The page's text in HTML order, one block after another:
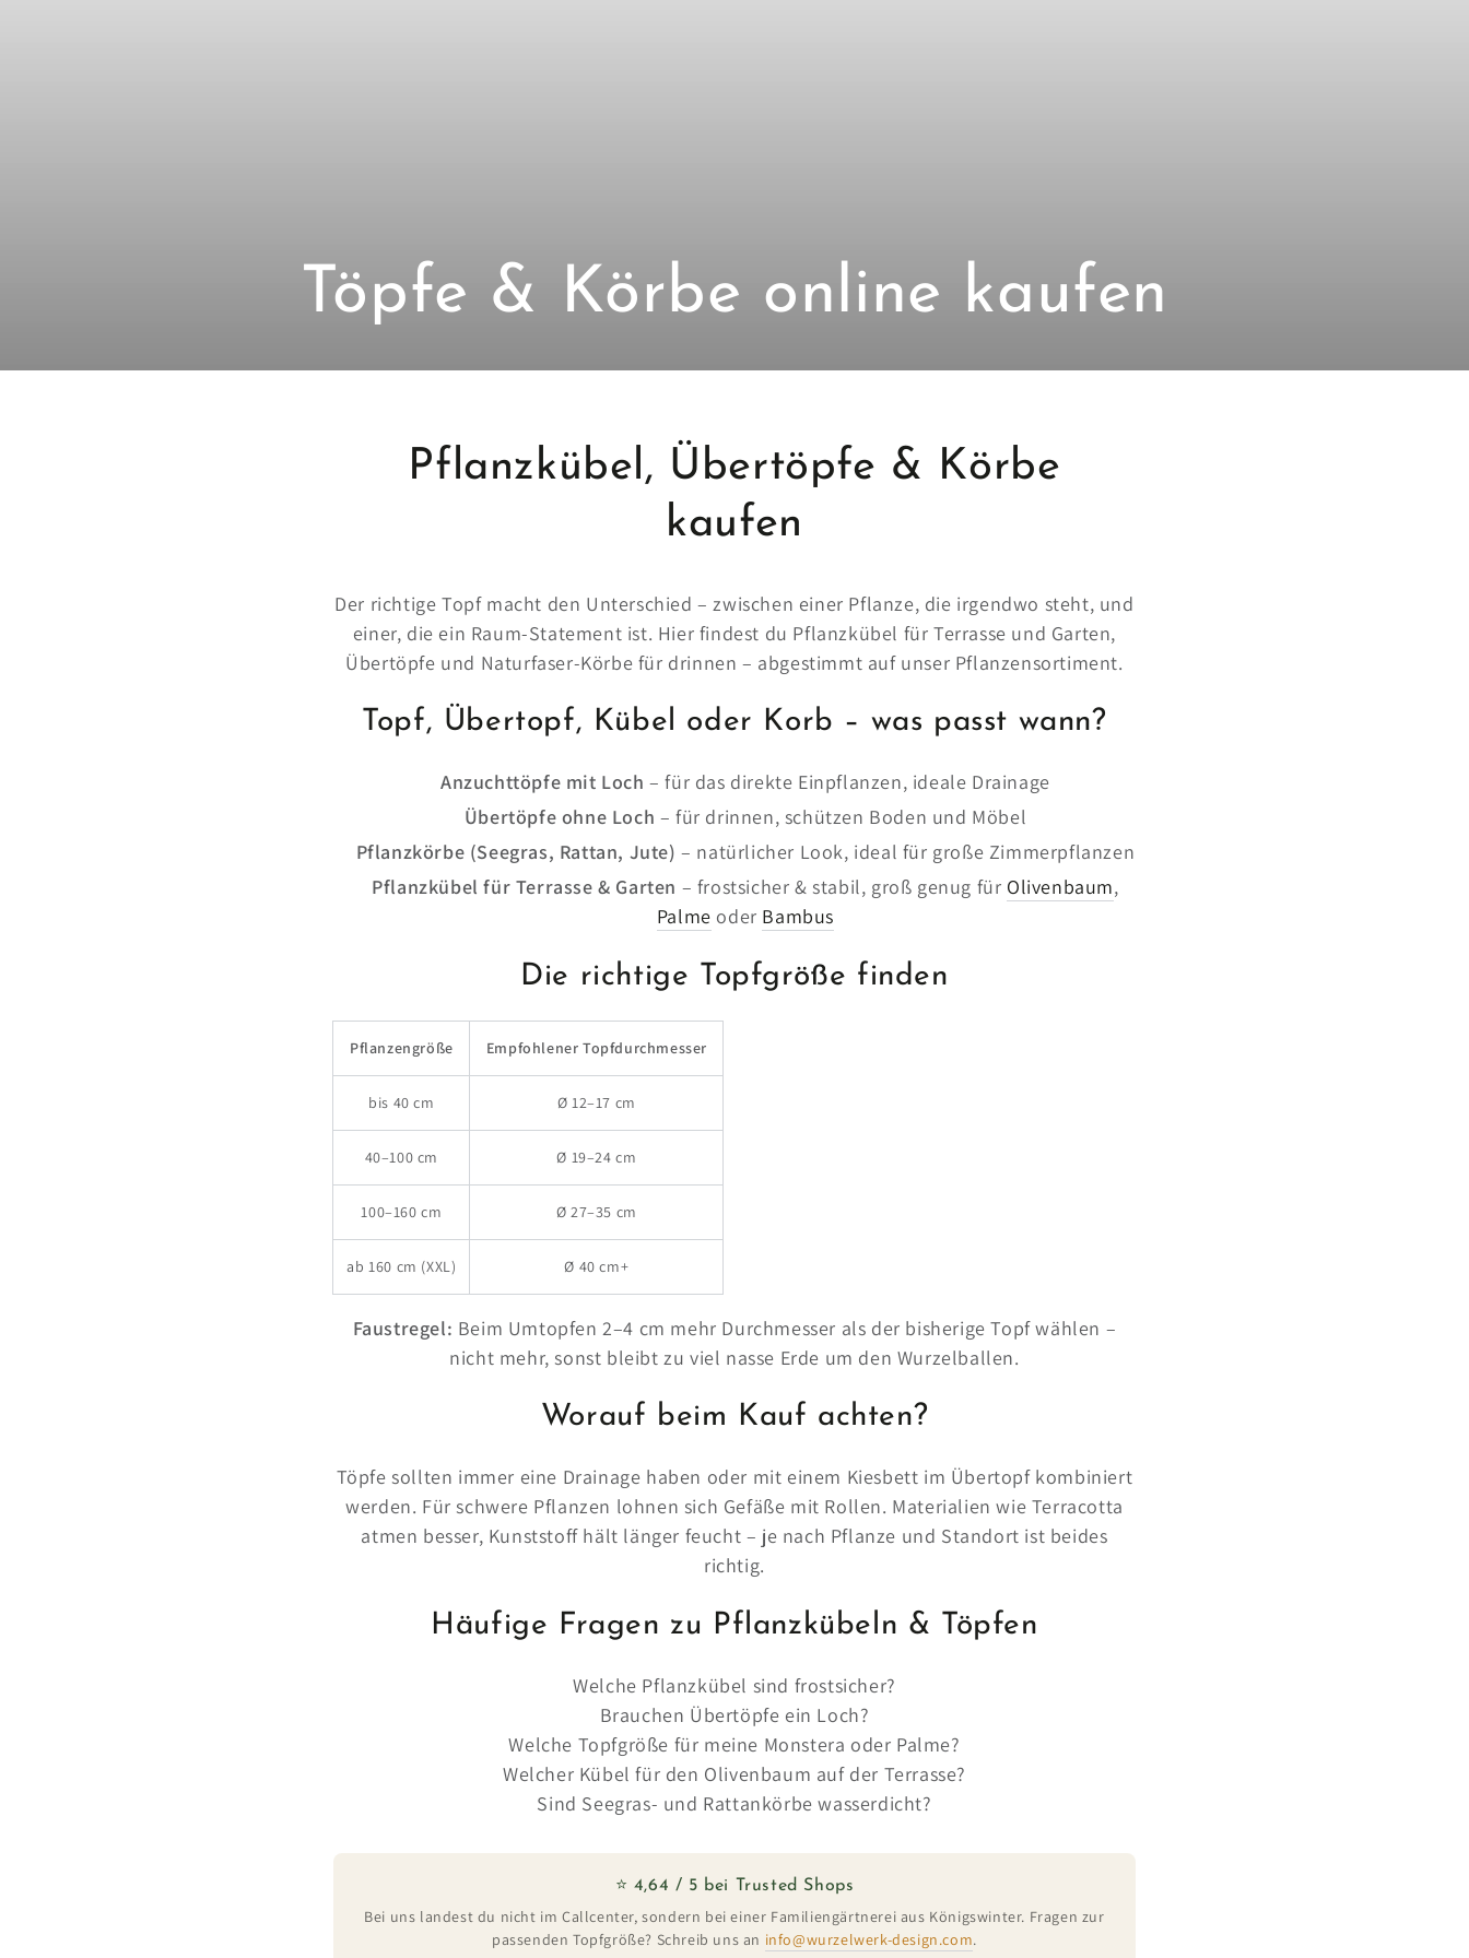
Kollektion:
Töpfe & Körbe online kaufen
Pflanzkübel, Übertöpfe & Körbe
kaufen
Der richtige Topf macht den Unterschied – zwischen einer Pflanze, die irgendwo steht, und
einer, die ein Raum-Statement ist. Hier findest du Pflanzkübel für Terrasse und Garten,
Übertöpfe und Naturfaser-Körbe für drinnen – abgestimmt auf unser Pflanzensortiment.
Topf, Übertopf, Kübel oder Korb – was passt wann?
Anzuchttöpfe mit Loch – für das direkte Einpflanzen, ideale Drainage
Übertöpfe ohne Loch – für drinnen, schützen Boden und Möbel
Pflanzkörbe (Seegras, Rattan, Jute) – natürlicher Look, ideal für große Zimmerpflanzen
Pflanzkübel für Terrasse & Garten – frostsicher & stabil, groß genug für Olivenbaum,
Palme oder Bambus
Die richtige Topfgröße finden
Pflanzengröße Empfohlener Topfdurchmesser
bis 40 cm Ø 12–17 cm
40–100 cm Ø 19–24 cm
100–160 cm Ø 27–35 cm
ab 160 cm (XXL) Ø 40 cm+
Faustregel: Beim Umtopfen 2–4 cm mehr Durchmesser als der bisherige Topf wählen –
nicht mehr, sonst bleibt zu viel nasse Erde um den Wurzelballen.
Worauf beim Kauf achten?
Töpfe sollten immer eine Drainage haben oder mit einem Kiesbett im Übertopf kombiniert
werden. Für schwere Pflanzen lohnen sich Gefäße mit Rollen. Materialien wie Terracotta
atmen besser, Kunststoff hält länger feucht – je nach Pflanze und Standort ist beides
richtig.
Häufige Fragen zu Pflanzkübeln & Töpfen
Welche Pflanzkübel sind frostsicher?
Brauchen Übertöpfe ein Loch?
Welche Topfgröße für meine Monstera oder Palme?
Welcher Kübel für den Olivenbaum auf der Terrasse?
Sind Seegras- und Rattankörbe wasserdicht?
⭐ 4,64 / 5 bei Trusted Shops
Bei uns landest du nicht im Callcenter, sondern bei einer Familiengärtnerei aus Königswinter. Fragen zur
passenden Topfgröße? Schreib uns an info@wurzelwerk-design.com.